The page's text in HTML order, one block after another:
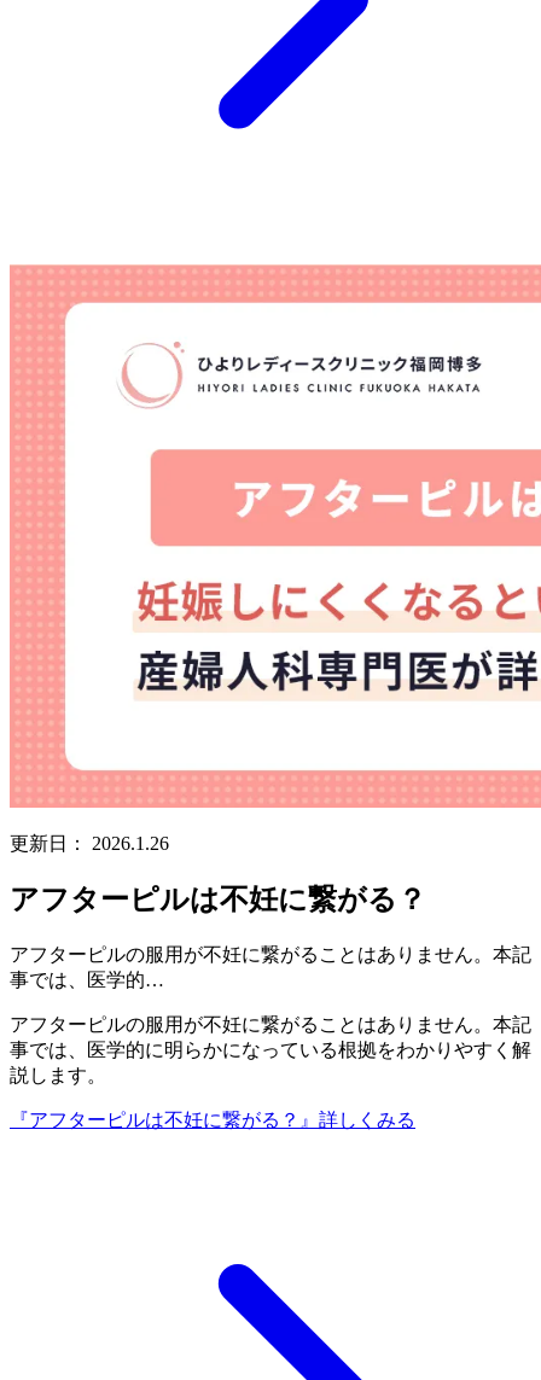
更新日： 2026.1.26
アフターピルは不妊に繋がる？
アフターピルの服用が不妊に繋がることはありません。本記
事では、医学的…
アフターピルの服用が不妊に繋がることはありません。本記
事では、医学的に明らかになっている根拠をわかりやすく解
説します。
『アフターピルは不妊に繋がる？』 詳しくみる